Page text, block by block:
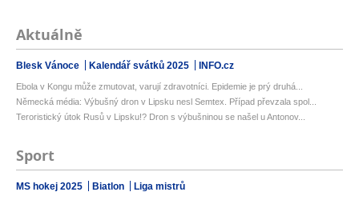
Aktuálně
Blesk Vánoce Kalendář svátků 2025 INFO.cz
Ebola v Kongu může zmutovat, varují zdravotníci. Epidemie je prý druhá...
Německá média: Výbušný dron v Lipsku nesl Semtex. Případ převzala spol...
Teroristický útok Rusů v Lipsku!? Dron s výbušninou se našel u Antonov...
Sport
MS hokej 2025 Biatlon Liga mistrů